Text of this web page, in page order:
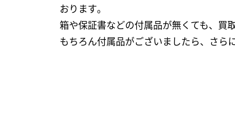
おります｡
箱や保証書などの付属品が無くても、買
もちろん付属品がございましたら、さら